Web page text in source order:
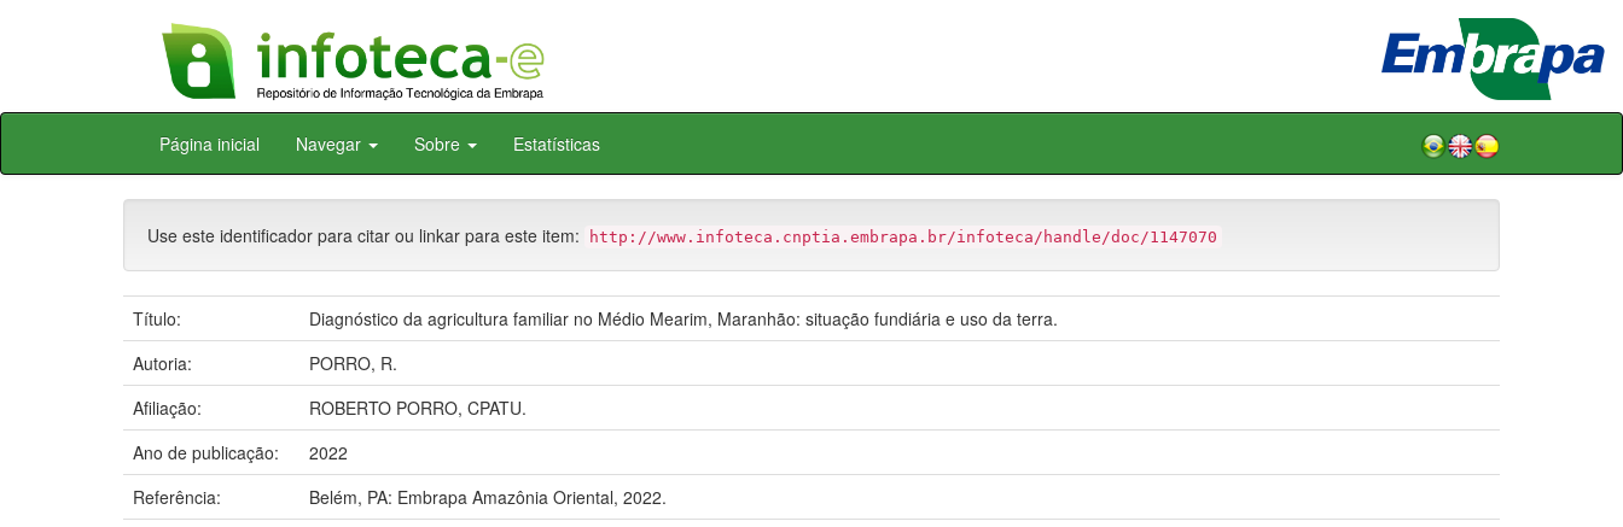
Skip
Página inicial Navegar Sobre Estatísticas
Use este identificador para citar ou linkar para este item: http://www.infoteca.cnptia.embrapa.br/infoteca/handle/doc/1147070
Título:
Diagnóstico da agricultura familiar no Médio Mearim, Maranhão: situação fundiária e uso da terra.
Autoria:
PORRO, R.
Afiliação:
ROBERTO PORRO, CPATU.
Ano de publicação:
2022
Referência:
Belém, PA: Embrapa Amazônia Oriental, 2022.